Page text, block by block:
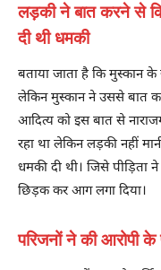
लड़की ने बात करने से
दी थी धमकी
बताया जाता है कि मुस्कान
लेकिन मुस्कान ने उससे बात
आदित्य को इस बात से
रहा था लेकिन लड़की नहीं
धमकी दी थी। जिसे पीड़िता
छिड़क कर आग लगा दिया।
परिजनों ने की आरोपी के